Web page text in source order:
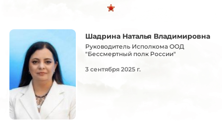
Шадрина Наталья Владимировна
Руководитель Исполкома ООД
"Бессмертный полк России"
3 сентября 2025 г.